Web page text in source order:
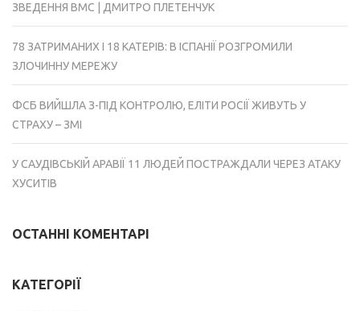
ЗВЕДЕННЯ ВМС | ДМИТРО ПЛЕТЕНЧУК
78 ЗАТРИМАНИХ І 18 КАТЕРІВ: В ІСПАНІЇ РОЗГРОМИЛИ
ЗЛОЧИННУ МЕРЕЖУ
ФСБ ВИЙШЛА З-ПІД КОНТРОЛЮ, ЕЛІТИ РОСІЇ ЖИВУТЬ У
СТРАХУ – ЗМІ
У САУДІВСЬКІЙ АРАВІЇ 11 ЛЮДЕЙ ПОСТРАЖДАЛИ ЧЕРЕЗ АТАКУ
ХУСИТІВ
ОСТАННІ КОМЕНТАРІ
КАТЕГОРІЇ